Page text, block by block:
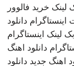
لینک خرید فالوور
اینستاگرام دانلود
لینک اینستاگرام
دانلود اهنگ
اهنگ جدید دانلود